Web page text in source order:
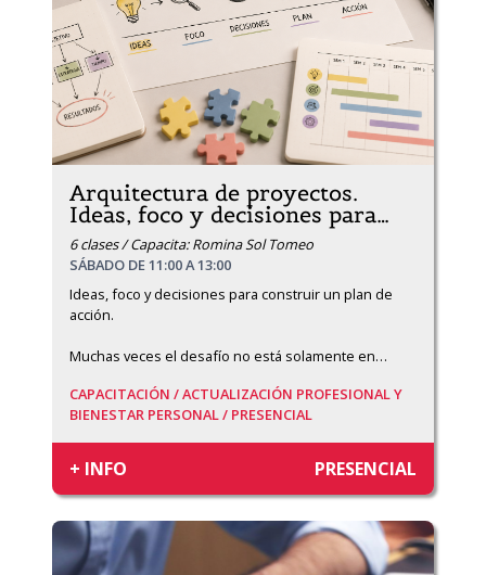
Arquitectura de proyectos.
Ideas, foco y decisiones para…
6 clases / Capacita: Romina Sol Tomeo
SÁBADO DE 11:00 A 13:00
Ideas, foco y decisiones para construir un plan de
acción.
Muchas veces el desafío no está solamente en…
CAPACITACIÓN /ACTUALIZACIÓN PROFESIONAL Y
BIENESTAR PERSONAL / PRESENCIAL
+ INFO PRESENCIAL